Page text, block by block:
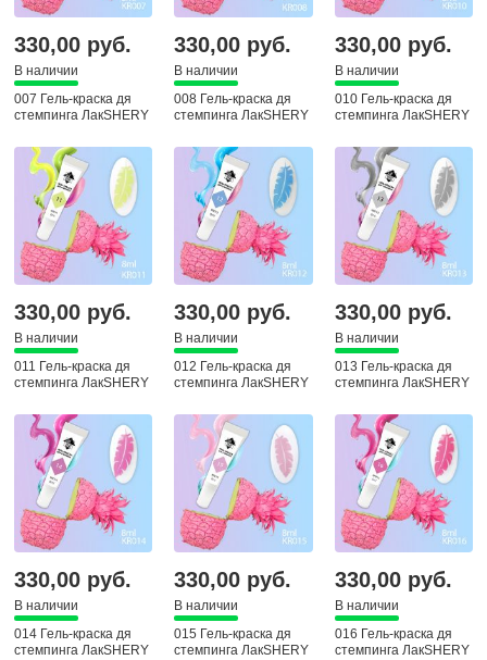
330,00 руб.
В наличии
007 Гель-краска дя
стемпинга ЛакSHERY
330,00 руб.
В наличии
008 Гель-краска дя
стемпинга ЛакSHERY
330,00 руб.
В наличии
010 Гель-краска дя
стемпинга ЛакSHERY
330,00 руб.
В наличии
011 Гель-краска дя
стемпинга ЛакSHERY
330,00 руб.
В наличии
012 Гель-краска дя
стемпинга ЛакSHERY
330,00 руб.
В наличии
013 Гель-краска дя
стемпинга ЛакSHERY
330,00 руб.
В наличии
014 Гель-краска дя
стемпинга ЛакSHERY
330,00 руб.
В наличии
015 Гель-краска дя
стемпинга ЛакSHERY
330,00 руб.
В наличии
016 Гель-краска дя
стемпинга ЛакSHERY